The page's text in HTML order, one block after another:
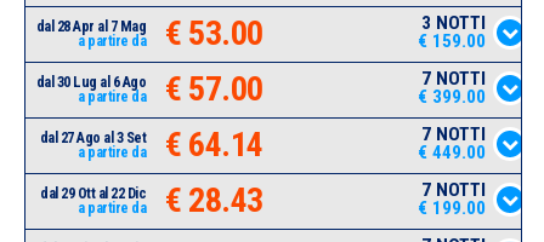
dal 28 Apr al 7 Mag
a partire da
€ 53.00
3 NOTTI
€ 159.00
dal 30 Lug al 6 Ago
a partire da
€ 57.00
7 NOTTI
€ 399.00
dal 27 Ago al 3 Set
a partire da
€ 64.14
7 NOTTI
€ 449.00
dal 29 Ott al 22 Dic
a partire da
€ 28.43
7 NOTTI
€ 199.00